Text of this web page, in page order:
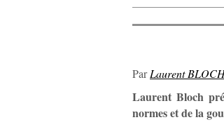
ParLaurent
Laurent Bloch
normes et de la